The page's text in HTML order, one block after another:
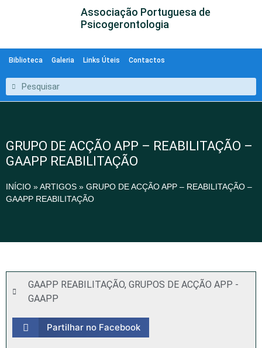
Associação Portuguesa de
Psicogerontologia
Biblioteca Galeria Links Úteis Contactos
GRUPO DE ACÇÃO APP – REABILITAÇÃO –
GAAPP REABILITAÇÃO
INÍCIO »ARTIGOS » GRUPO DE ACÇÃO APP – REABILITAÇÃO –
GAAPP REABILITAÇÃO
GAAPP REABILITAÇÃO, GRUPOS DE ACÇÃO APP -
GAAPP
Partilhar no Facebook